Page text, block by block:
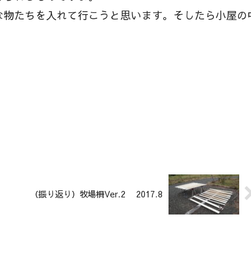
たちを入れて行こうと思います。そしたら小屋の
（振り返り）牧場柵Ver.2 2017.8